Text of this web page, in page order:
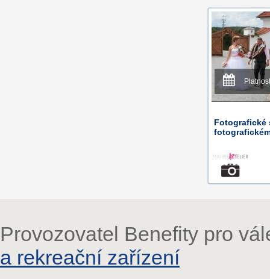
Fotografické
Provozovatel Benefity pro
a rekreační zařízení